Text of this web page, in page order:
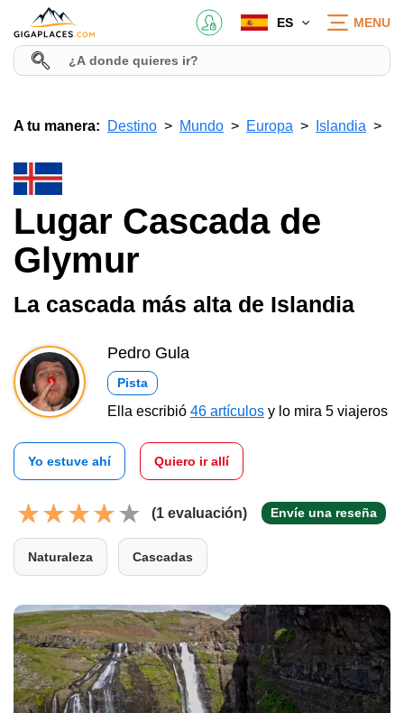
ES MENU
A tu manera: Destino Mundo Europa Islandia
Lugar Cascada de
Glymur
La cascada más alta de Islandia
Pedro Gula
Pista
Ella escribió 46 artículos y lo mira 5 viajeros
Yo estuve ahí Quiero ir allí
(1 evaluación) Envíe una reseña
Naturaleza Cascadas